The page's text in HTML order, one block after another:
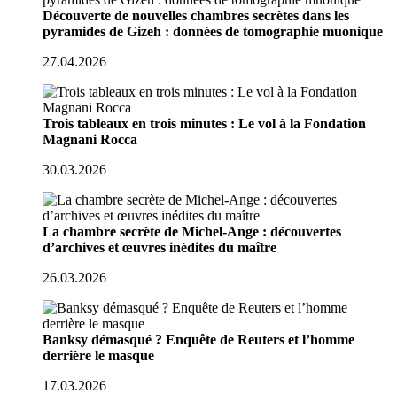
Découverte de nouvelles chambres secrètes dans les
pyramides de Gizeh : données de tomographie muonique
27.04.2026
Trois tableaux en trois minutes : Le vol à la Fondation
Magnani Rocca
30.03.2026
La chambre secrète de Michel-Ange : découvertes
d’archives et œuvres inédites du maître
26.03.2026
Banksy démasqué ? Enquête de Reuters et l’homme
derrière le masque
17.03.2026